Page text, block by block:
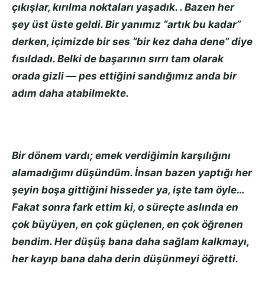
çıkışlar, kırılma noktaları yaşadık. . Bazen her
şey üst üste geldi. Bir yanımız “artık bu kadar”
derken, içimizde bir ses “bir kez daha dene” diye
fısıldadı. Belki de başarının sırrı tam olarak
orada gizli — pes ettiğini sandığımız anda bir
adım daha atabilmekte.
Bir dönem vardı; emek verdiğimin karşılığını
alamadığımı düşündüm. İnsan bazen yaptığı her
şeyin boşa gittiğini hisseder ya, işte tam öyle…
Fakat sonra fark ettim ki, o süreçte aslında en
çok büyüyen, en çok güçlenen, en çok öğrenen
bendim. Her düşüş bana daha sağlam kalkmayı,
her kayıp bana daha derin düşünmeyi öğretti.